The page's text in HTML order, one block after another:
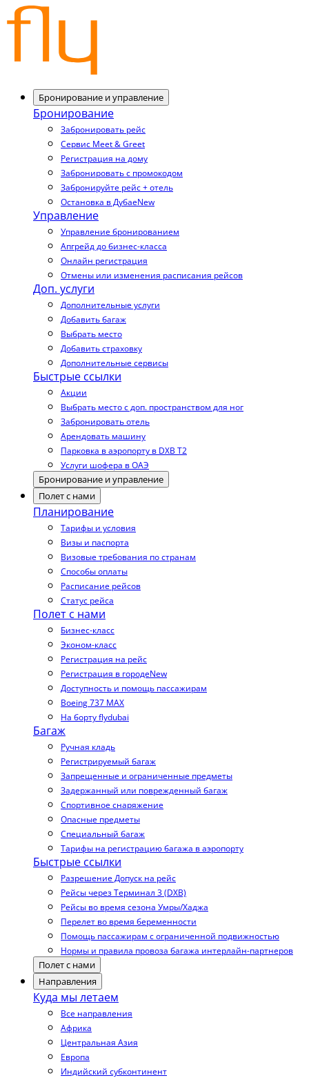
Бронирование и управление
Бронирование
Забронировать рейс
Сервис Meet & Greet
Регистрация на дому
Забронировать с промокодом
Забронируйте рейс + отель
Остановка в ДубаеNew
Управление
Управление бронированием
Апгрейд до бизнес-класса
Онлайн регистрация
Отмены или изменения расписания рейсов
Доп. услуги
Дополнительные услуги
Добавить багаж
Выбрать место
Добавить страховку
Дополнительные сервисы
Быстрые ссылки
Акции
Выбрать место с доп. пространством для ног
Забронировать отель
Арендовать машину
Парковка в аэропорту в DXB T2
Услуги шофера в ОАЭ
Бронирование и управление
Полет с нами
Планирование
Тарифы и условия
Визы и паспорта
Визовые требования по странам
Способы оплаты
Расписание рейсов
Статус рейса
Полет с нами
Бизнес-класс
Эконом-класс
Регистрация на рейс
Регистрация в городеNew
Доступность и помощь пассажирам
Boeing 737 MAX
На борту flydubai
Багаж
Ручная кладь
Регистрируемый багаж
Запрещенные и ограниченные предметы
Задержанный или поврежденный багаж
Спортивное снаряжение
Опасные предметы
Специальный багаж
Тарифы на регистрацию багажа в аэропорту
Быстрые ссылки
Разрешение Допуск на рейс
Рейсы через Терминал 3 (DXB)
Рейсы во время сезона Умры/Хаджа
Перелет во время беременности
Помощь пассажирам с ограниченной подвижностью
Нормы и правила провоза багажа интерлайн-партнеров
Полет с нами
Направления
Куда мы летаем
Все направления
Африка
Центральная Азия
Европа
Индийский субконтинент